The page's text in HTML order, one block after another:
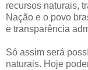
recursos naturais,
Nação e o povo
e transparência
Só assim será
naturais. Hoje